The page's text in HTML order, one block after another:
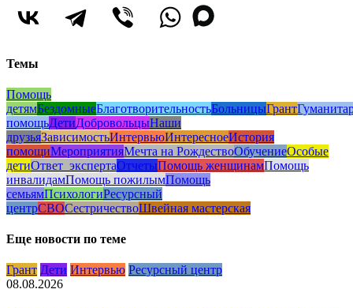
Темы
Помощь
детямБездомныеБлаготворительностьБольницыГрант
помощьДетиДобровольцыНаши
друзьяЗависимостьИнтервьюИнтересноеИстория
помощиМероприятияМечта на РождествоОбучениеОсобые
детиОтвет_экспертаОтчетыПомощь женщинамПомощь
инвалидамПомощь пожилымПомощь
семьямПсихологиРесурсный
центрСВОСестричествоШвейная мастерская
Еще новости по теме
Грант Дети Интервью Ресурсный центр
08.08.2026